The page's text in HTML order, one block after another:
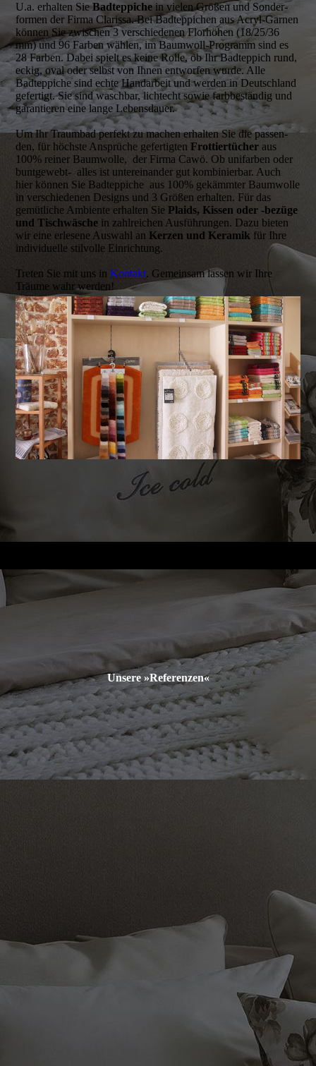
U.a. erhalten SieBadteppiche in vielen Größen und Sonder­
formen der Firma Clarissa. Bei Bad­teppichen aus Acryl-Garnen
können Sie zwischen 3 verschiedenen Florhöhen (18/25/36
mm) und 96 Farben wählen, im Baumwoll-Programm sind es
28 Farben. Dabei spielt es keine Rolle, ob Ihr Bad­teppich rund,
eckig, oval oder selbst von Ihnen entworfen wurde. Alle
Badteppiche sind echte Hand­arbeit und werden in Deutschland
gefer­tigt. Sie sind wasch­bar, licht­echt sowie farb­­bestän­dig und
garan­­tieren eine lange Lebens­dauer.
Um Ihr Traum­bad perfekt zu machen erhalten Sie die passen­
den, für höchste An­sprüche gefertigtenFrottiertücher aus
100% reiner Baum­wolle, der Firma Cawö. Ob unifarben oder
buntgewebt- alles ist untereinander gut kombinierbar. Auch
hier können Sie Bad­teppiche aus 100% gekämmter Baum­wolle
in verschie­denen Designs und 3 Größen erhalten. Für das
gemütliche Ambiente erhalten SiePlaids, Kissen oder -bezüge
und Tischwäsche in zahlreichen Aus­füh­rungen. Dazu bieten
wir eine erle­sene Auswahl an Kerzen und Keramik für Ihre
indivi­duelle stilvolle Ein­richtung.
Treten Sie mit uns inKontakt. Gemein­sam lassen wir Ihre
Träume wahr werden!
Unsere »Referenzen«